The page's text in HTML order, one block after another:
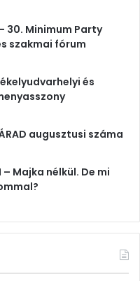
30. Minimum Party
szakmai fórum
és
augusztusi száma
– Majka nélkül. De mi